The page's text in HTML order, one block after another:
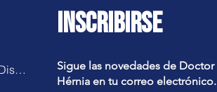
INSCRIBIRSE
Protocolo de Hérnia de Disco
Sigue las novedades de Doctor
Hérnia en tu correo electrónico.